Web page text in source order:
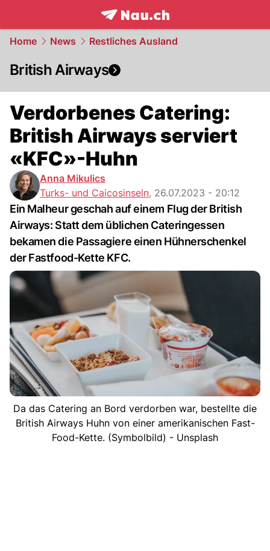
frontpage.NAU.ch
Home News Restliches Ausland
British Airways
Verdorbenes Catering:
British Airways serviert
«KFC»-Huhn
Anna Mikulics
Turks- und Caicosinseln, 26.07.2023 - 20:12
Ein Malheur geschah auf einem Flug der British
Airways: Statt dem üblichen Cateringessen
bekamen die Passagiere einen Hühnerschenkel
der Fastfood-Kette KFC.
Da das Catering an Bord verdorben war, bestellte die
British Airways Huhn von einer amerikanischen Fast-
Food-Kette. (Symbolbild) - Unsplash